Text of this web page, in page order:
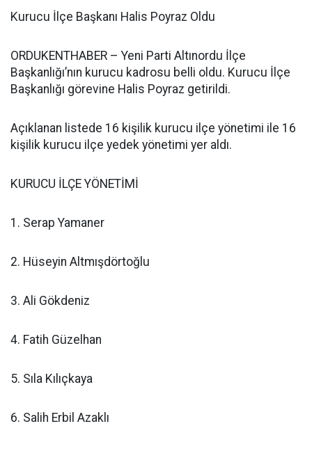
Kurucu İlçe Başkanı Halis Poyraz Oldu
ORDUKENTHABER – Yeni Parti Altınordu İlçe
Başkanlığı’nın kurucu kadrosu belli oldu. Kurucu İlçe
Başkanlığı görevine Halis Poyraz getirildi.
Açıklanan listede 16 kişilik kurucu ilçe yönetimi ile 16
kişilik kurucu ilçe yedek yönetimi yer aldı.
KURUCU İLÇE YÖNETİMİ
1. Serap Yamaner
2. Hüseyin Altmışdörtoğlu
3. Ali Gökdeniz
4. Fatih Güzelhan
5. Sıla Kılıçkaya
6. Salih Erbil Azaklı